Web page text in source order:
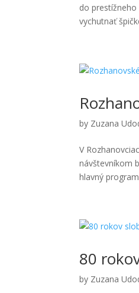
do
vychutnať
by Zuzana
V
návštevníkom
hlavný
80
by Zuzana